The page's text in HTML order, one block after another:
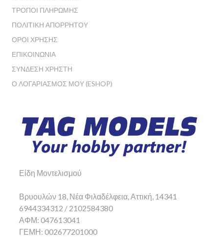
ΤΡΌΠΟΙ ΠΛΗΡΩΜΉΣ
ΠΟΛΙΤΙΚΉ ΑΠΟΡΡΉΤΟΥ
ΌΡΟΙ ΧΡΉΣΗΣ
ΕΠΙΚΟΙΝΩΝΊΑ
ΣΎΝΔΕΣΗ ΧΡΉΣΤΗ
Ο ΛΟΓΑΡΙΑΣΜΌΣ ΜΟΥ (ESHOP)
Είδη Μοντελισμού
Βρυουλών 18, Νέα Φιλαδέλφεια, Αττική, 14341
6944334312 / 2102584380
ΑΦΜ: 047613041
ΓΕΜΗ: 002677201000